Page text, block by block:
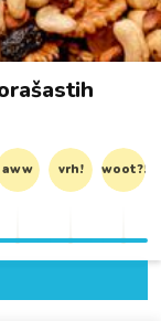
aww vrh! woot?!